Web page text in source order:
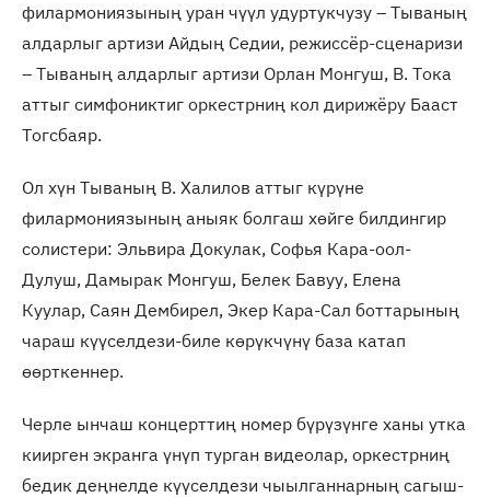
филармониязының уран чүүл удуртукчузу – Тываның
алдарлыг артизи Айдың Седии, режиссёр-сценаризи
– Тываның алдарлыг артизи Орлан Монгуш, В. Тока
аттыг симфониктиг оркестрниң кол дирижёру Бааст
Тогсбаяр.
Ол хүн Тываның В. Халилов аттыг күрүне
филармониязының аныяк болгаш хөйге билдингир
солистери: Эльвира Докулак, Софья Кара-оол-
Дулуш, Дамырак Монгуш, Белек Бавуу, Елена
Куулар, Саян Дембирел, Экер Кара-Сал боттарының
чараш күүселдези-биле көрүкчүнү база катап
өөрткеннер.
Черле ынчаш концерттиң номер бүрүзүнге ханы утка
киирген экранга үнүп турган видеолар, оркестрниң
бедик деңнелде күүселдези чыылганнарның сагыш-